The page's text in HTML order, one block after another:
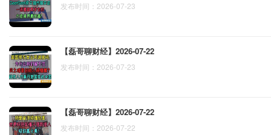
发布时间：2026-07-23
【磊哥聊财经】2026-07-22
发布时间：2026-07-23
【磊哥聊财经】2026-07-22
发布时间：2026-07-22